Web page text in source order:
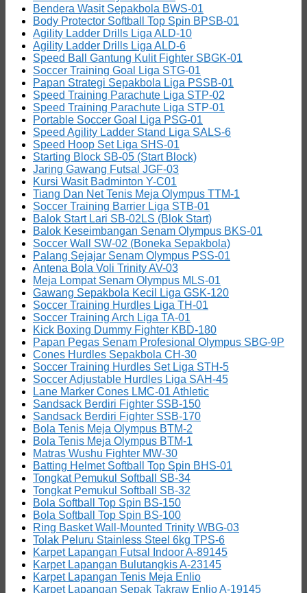
Bendera Wasit Sepakbola BWS-01
Body Protector Softball Top Spin BPSB-01
Agility Ladder Drills Liga ALD-10
Agility Ladder Drills Liga ALD-6
Speed Ball Gantung Kulit Fighter SBGK-01
Soccer Training Goal Liga STG-01
Papan Strategi Sepakbola Liga PSSB-01
Speed Training Parachute Liga STP-02
Speed Training Parachute Liga STP-01
Portable Soccer Goal Liga PSG-01
Speed Agility Ladder Stand Liga SALS-6
Speed Hoop Set Liga SHS-01
Starting Block SB-05 (Start Block)
Jaring Gawang Futsal JGF-03
Kursi Wasit Badminton Y-C01
Tiang Dan Net Tenis Meja Olympus TTM-1
Soccer Training Barrier Liga STB-01
Balok Start Lari SB-02LS (Blok Start)
Balok Keseimbangan Senam Olympus BKS-01
Soccer Wall SW-02 (Boneka Sepakbola)
Palang Sejajar Senam Olympus PSS-01
Antena Bola Voli Trinity AV-03
Meja Lompat Senam Olympus MLS-01
Gawang Sepakbola Kecil Liga GSK-120
Soccer Training Hurdles Liga TH-01
Soccer Training Arch Liga TA-01
Kick Boxing Dummy Fighter KBD-180
Papan Pegas Senam Profesional Olympus SBG-9P
Cones Hurdles Sepakbola CH-30
Soccer Training Hurdles Set Liga STH-5
Soccer Adjustable Hurdles Liga SAH-45
Lane Marker Cones LMC-01 Athletic
Sandsack Berdiri Fighter SSB-150
Sandsack Berdiri Fighter SSB-170
Bola Tenis Meja Olympus BTM-2
Bola Tenis Meja Olympus BTM-1
Matras Wushu Fighter MW-30
Batting Helmet Softball Top Spin BHS-01
Tongkat Pemukul Softball SB-34
Tongkat Pemukul Softball SB-32
Bola Softball Top Spin BS-150
Bola Softball Top Spin BS-100
Ring Basket Wall-Mounted Trinity WBG-03
Tolak Peluru Stainless Steel 6kg TPS-6
Karpet Lapangan Futsal Indoor A-89145
Karpet Lapangan Bulutangkis A-23145
Karpet Lapangan Tenis Meja Enlio
Karpet Lapangan Sepak Takraw Enlio A-19145